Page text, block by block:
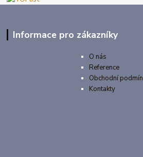
Informace pro zákazníky
O nás
Reference
Obchodní
Kontakty